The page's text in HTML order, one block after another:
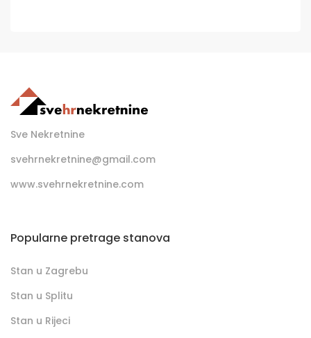
Sve Nekretnine
svehrnekretnine@gmail.com
www.svehrnekretnine.com
Popularne pretrage stanova
Stan u Zagrebu
Stan u Splitu
Stan u Rijeci